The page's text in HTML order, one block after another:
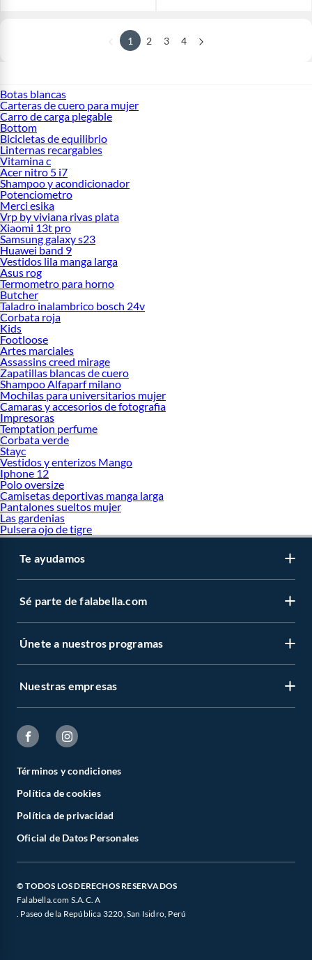
1 2 3 4
Botas blancas
Carteras de cuero para mujer
Carro de carga plegable
Bottom
Bicicletas de equilibrio
Linternas recargables
Vitamina c
Acer nitro 5 i7
Shampoo y acondicionador
Potenciometro
Merci esika
Vrp by viviana rivas plata
Xiaomi 13t pro
Samsung galaxy s23
Huawei band 9
Vestidos lila manga larga
Asus rog
Termometro para horno
Butcher
Taladro inalambrico bosch 24v
Corbata roja
Kids
Footloose
Artes marciales
Assassins creed mirage
Zapatillas blancas de cuero
Shampoo Alfaparf milano
Mochilas para universitarios mujer
Camaras y accesorios de fotografia
Impresoras
Temptation perfume
Corbata verde
Stayc
Vestidos y enterizos Mango
Iphone 12
Polo oversize
Camisetas deportivas manga larga
Pantalones sueltos mujer
Las gardenias
Pulsera ojo de tigre
Te ayudamos
Sé parte de falabella.com
Únete a nuestros programas
Nuestras empresas
Términos y condiciones
Política de cookies
Política de privacidad
Oficial de Datos Personales
© TODOS LOS DERECHOS RESERVADOS
Falabella.com S.A.C. A
. Paseo de la República 3220, San Isidro, Perú